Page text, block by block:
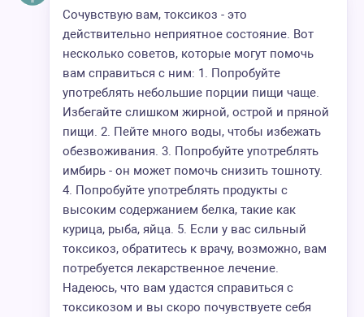
Сочувствую вам, токсикоз - это
действительно неприятное состояние. Вот
несколько советов, которые могут помочь
вам справиться с ним: 1. Попробуйте
употреблять небольшие порции пищи чаще.
Избегайте слишком жирной, острой и пряной
пищи. 2. Пейте много воды, чтобы избежать
обезвоживания. 3. Попробуйте употреблять
имбирь - он может помочь снизить тошноту.
4. Попробуйте употреблять продукты с
высоким содержанием белка, такие как
курица, рыба, яйца. 5. Если у вас сильный
токсикоз, обратитесь к врачу, возможно, вам
потребуется лекарственное лечение.
Надеюсь, что вам удастся справиться с
токсикозом и вы скоро почувствуете себя